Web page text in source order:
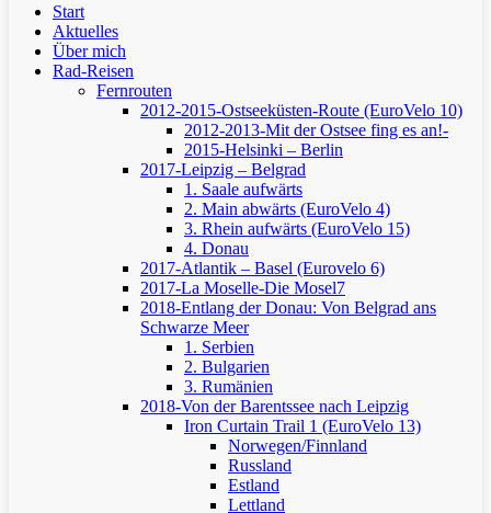
Start
Aktuelles
Über mich
Rad-Reisen
Fernrouten
2012-2015-Ostseeküsten-Route (EuroVelo 10)
2012-2013-Mit der Ostsee fing es an!-
2015-Helsinki – Berlin
2017-Leipzig – Belgrad
1. Saale aufwärts
2. Main abwärts (EuroVelo 4)
3. Rhein aufwärts (EuroVelo 15)
4. Donau
2017-Atlantik – Basel (Eurovelo 6)
2017-La Moselle-Die Mosel7
2018-Entlang der Donau: Von Belgrad ans
Schwarze Meer
1. Serbien
2. Bulgarien
3. Rumänien
2018-Von der Barentssee nach Leipzig
Iron Curtain Trail 1 (EuroVelo 13)
Norwegen/Finnland
Russland
Estland
Lettland